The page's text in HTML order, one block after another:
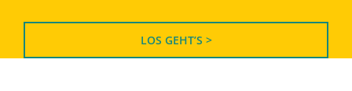
LOS GEHT’S >